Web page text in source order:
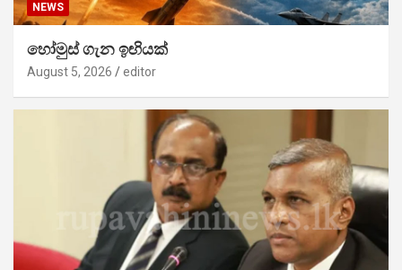
NEWS
හෝමුස් ගැන ඉඟියක්
August 5, 2026 editor